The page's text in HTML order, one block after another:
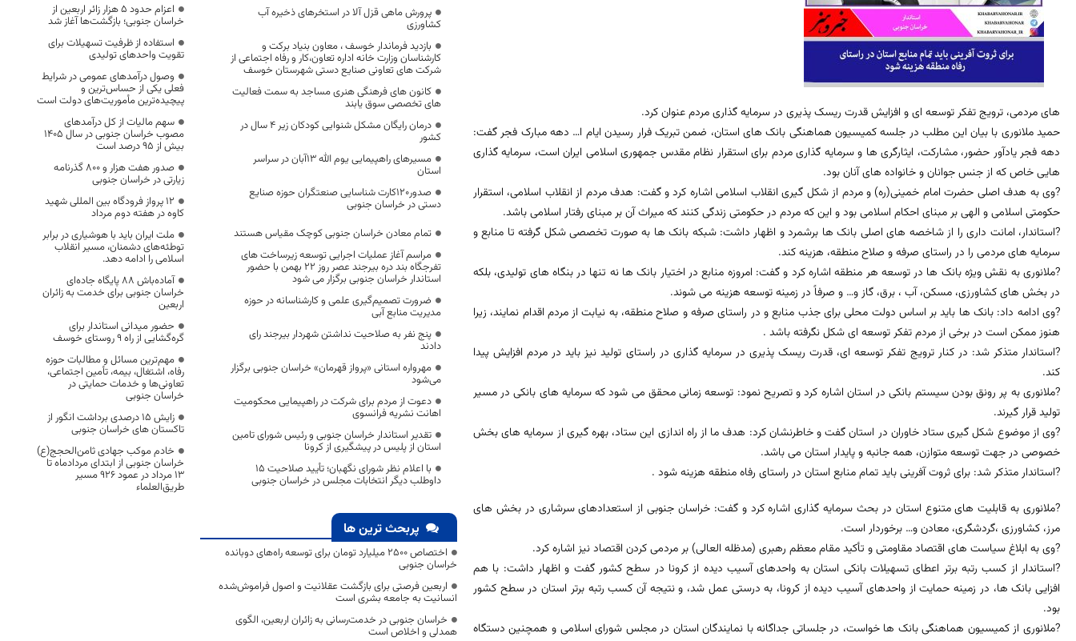
های مردمی، ترویج تفکر توسعه ای و افزایش قدرت ریسک پذیری در سرمایه گذاری مردم عنوان کرد.
حمید ملانوری با بیان این مطلب در جلسه کمیسیون هماهنگی بانک های استان، ضمن تبریک فرار رسیدن ایام ا… دهه مبارک فجر گفت:
دهه فجر یادآور حضور، مشارکت، ایثارگری ها و سرمایه گذاری مردم برای استقرار نظام مقدس جمهوری اسلامی ایران است، سرمایه گذاری
هایی خاص که از جنس جوانان و خانواده های آنان بود.
?وی به هدف اصلی حضرت امام خمینی(ره) و مردم از شکل گیری انقلاب اسلامی اشاره کرد و گفت: هدف مردم از انقلاب اسلامی، استقرار
حکومتی اسلامی و الهی بر مبنای احکام اسلامی بود و این که مردم در حکومتی زندگی کنند که میراث آن بر مبنای رفتار اسلامی باشد.
?استاندار، امانت داری را از شاخصه های اصلی بانک ها برشمرد و اظهار داشت: شبکه بانک ها به صورت تخصصی شکل گرفته تا منابع و
سرمایه های مردمی را در راستای صرفه و صلاح منطقه، هزینه کند.
?ملانوری به نقش ویژه بانک ها در توسعه هر منطقه اشاره کرد و گفت: امروزه منابع در اختیار بانک ها نه تنها در بنگاه های تولیدی، بلکه
در بخش های کشاورزی، مسکن، آب ، برق، گاز و… و صرفاً در زمینه توسعه هزینه می شوند.
?وی ادامه داد: بانک ها باید بر اساس دولت محلی برای جذب منابع و در راستای صرفه و صلاح منطقه، به نیابت از مردم اقدام نمایند، زیرا
هنوز ممکن است در برخی از مردم تفکر توسعه ای شکل نگرفته باشد .
?استاندار متذکر شد: در کنار ترویج تفکر توسعه ای، قدرت ریسک پذیری در سرمایه گذاری در راستای تولید نیز باید در مردم افزایش پیدا
کند.
?ملانوری به پر رونق بودن سیستم بانکی در استان اشاره کرد و تصریح نمود: توسعه زمانی محقق می شود که سرمایه های بانکی در مسیر
تولید قرار گیرند.
?وی از موضوع شکل گیری ستاد خاوران در استان گفت و خاطرنشان کرد: هدف ما از راه اندازی این ستاد، بهره گیری از سرمایه های بخش
خصوصی در جهت توسعه متوازن، همه جانبه و پایدار استان می باشد.
?استاندار متذکر شد: برای ثروت آفرینی باید تمام منابع استان در راستای رفاه منطقه هزینه شود .
?ملانوری به قابلیت های متنوع استان در بحث سرمایه گذاری اشاره کرد و گفت: خراسان جنوبی از استعدادهای سرشاری در بخش های
مرز، کشاورزی ،گردشگری، معادن و… برخوردار است.
?وی به ابلاغ سیاست های اقتصاد مقاومتی و تأکید مقام معظم رهبری (مدظله العالی) بر مردمی کردن اقتصاد نیز اشاره کرد.
?استاندار از کسب رتبه برتر اعطای تسهیلات بانکی استان به واحدهای آسیب دیده از کرونا در سطح کشور گفت و اظهار داشت: با هم
افزایی بانک ها، در زمینه حمایت از واحدهای آسیب دیده از کرونا، به درستی عمل شد، و نتیجه آن کسب رتبه برتر استان در سطح کشور
بود.
?ملانوری از کمیسیون هماهنگی بانک ها خواست، در جلساتی جداگانه با نمایندگان استان در مجلس شورای اسلامی و همچنین دستگاه
پرورش ماهی قزل آلا در استخرهای ذخیره آب
کشاورزی
بازدید فرماندار خوسف ، معاون بنیاد برکت و
کارشناسان وزارت خانه اداره تعاون،کار و رفاه اجتماعی از
شرکت های تعاونی صنایع دستی شهرستان خوسف
کانون های فرهنگی هنری مساجد به سمت فعالیت
های تخصصی سوق یابند
درمان رایگان مشکل شنوایی کودکان زیر 4 سال در
کشور
مسیرهای راهپیمایی یوم الله 13آبان در سراسر
استان
صدور120کارت شناسایی صنعتگران حوزه صنایع
دستی در خراسان جنوبی
تمام معادن خراسان جنوبی کوچک مقیاس هستند
مراسم آغاز عملیات اجرایی توسعه زیرساخت های
تفرجگاه بند دره بیرجند عصر روز ۲۲ بهمن با حضور
استاندار خراسان جنوبی برگزار می شود
ضرورت تصمیم‌گیری علمی و کارشناسانه در حوزه
مدیریت منابع آبی
پنج نفر به صلاحیت نداشتن شهردار بیرجند رای
دادند
مهرواره استانی «پرواز قهرمان» خراسان جنوبی برگزار
می‌شود
دعوت از مردم برای شرکت در راهپیمایی محکومیت
اهانت نشریه فرانسوی
تقدیر استاندار خراسان جنوبی و رئیس شورای تامین
استان از پلیس در پیشگیری از کرونا
با اعلام نظر شورای نگهبان؛ تأیید صلاحیت ۱۵
داوطلب دیگر انتخابات مجلس در خراسان جنوبی
پربحث ترین ها
اختصاص 2500 میلیارد تومان برای توسعه راه‌های دوبانده
خراسان جنوبی
اربعین فرصتی برای بازگشت عقلانیت و اصول فراموش‌شده
انسانیت به جامعه بشری است
خراسان جنوبی در خدمت‌رسانی به زائران اربعین، الگوی
همدلی و اخلاص است
اعزام حدود 5 هزار زائر اربعین از
خراسان جنوبی؛ بازگشت‌ها آغاز شد
استفاده از ظرفیت تسهیلات برای
تقویت واحدهای تولیدی
وصول درآمدهای عمومی در شرایط
فعلی یکی از حساس‌ترین و
پیچیده‌ترین مأموریت‌های دولت است
سهم مالیات از کل درآمدهای
مصوب خراسان جنوبی در سال ۱۴۰۵
بیش از ۹۵ درصد است
صدور هفت هزار و ۸۰۰ گذرنامه
زیارتی در خراسان جنوبی
۱۲ پرواز فرودگاه بین المللی شهید
کاوه در هفته دوم مرداد
ملت ایران باید با هوشیاری در برابر
توطئه‌های دشمنان، مسیر انقلاب
اسلامی را ادامه دهد.
آماده‌باش ۸۸ پایگاه جاده‌ای
خراسان جنوبی برای خدمت به زائران
اربعین
حضور میدانی استاندار برای
گره‌گشایی از راه ۹ روستای خوسف
مهم‌ترین مسائل و مطالبات حوزه
رفاه، اشتغال، بیمه، تأمین اجتماعی،
تعاونی‌ها و خدمات حمایتی در
خراسان جنوبی
زایش ۱۵ درصدی برداشت انگور از
تاکستان های خراسان جنوبی
خادم موکب جهادی ثامن‌الحجج(ع)
خراسان جنوبی از ابتدای مردادماه تا
۱۳ مرداد در عمود ۹۲۶ مسیر
طریق‌العلماء